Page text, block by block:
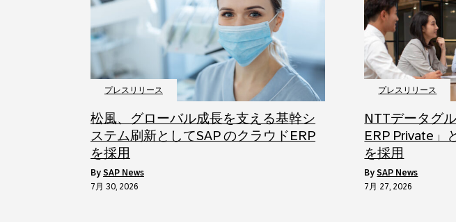
プレスリリース
松風、グローバル成長を支える基幹シ
ステム刷新としてSAP のクラウドERP
を採用
by SAP News
7月 30, 2026
プレスリリース
NTTデータグ
ERP Private」
を採用
bySAP News
7月 27, 2026